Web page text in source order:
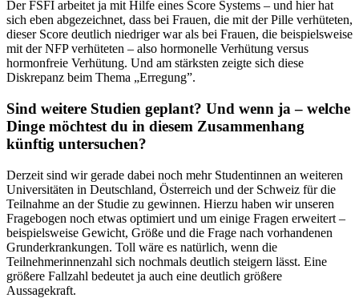
Der FSFI arbeitet ja mit Hilfe eines Score Systems – und hier hat
sich eben abgezeichnet, dass bei Frauen, die mit der Pille verhüteten,
dieser Score deutlich niedriger war als bei Frauen, die beispielsweise
mit der NFP verhüteten – also hormonelle Verhütung versus
hormonfreie Verhütung. Und am stärksten zeigte sich diese
Diskrepanz beim Thema „Erregung”.
Sind weitere Studien geplant? Und wenn ja – welche
Dinge möchtest du in diesem Zusammenhang
künftig untersuchen?
Derzeit sind wir gerade dabei noch mehr Studentinnen an weiteren
Universitäten in Deutschland, Österreich und der Schweiz für die
Teilnahme an der Studie zu gewinnen. Hierzu haben wir unseren
Fragebogen noch etwas optimiert und um einige Fragen erweitert –
beispielsweise Gewicht, Größe und die Frage nach vorhandenen
Grunderkrankungen. Toll wäre es natürlich, wenn die
Teilnehmerinnenzahl sich nochmals deutlich steigern lässt. Eine
größere Fallzahl bedeutet ja auch eine deutlich größere
Aussagekraft.